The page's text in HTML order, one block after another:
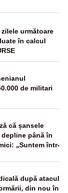
următoare
în calcul
de militari
că șansele
până în
„Suntem într-
după atacul
din nou în